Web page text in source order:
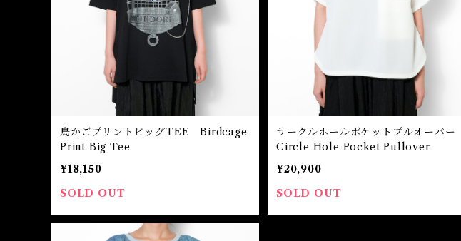
鳥かごプリントビッグTEE Birdcage
Print Big Tee
¥18,150
SOLD OUT
サークルホールポケットプルオーバー
Circle Hole Pocket Pullover
¥20,900
SOLD OUT